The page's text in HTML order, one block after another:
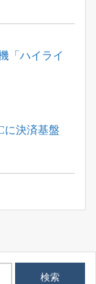
「ハイライ
に決済基盤